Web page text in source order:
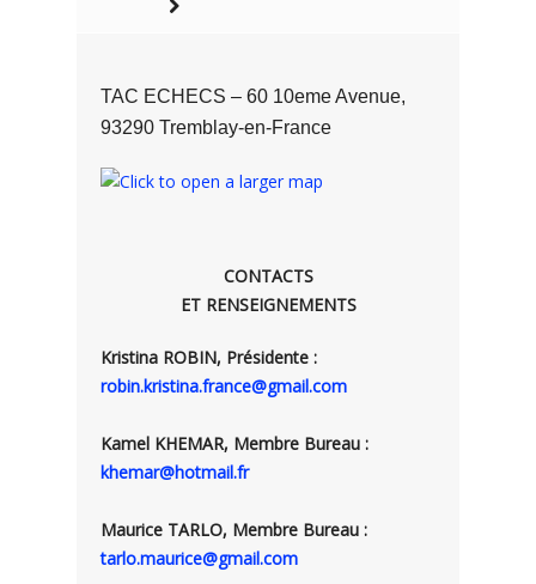
TAC ECHECS – 60 10eme Avenue,
93290 Tremblay-en-France
CONTACTS
ET RENSEIGNEMENTS
Kristina ROBIN, Présidente :
robin.kristina.france@gmail.com
Kamel KHEMAR, Membre Bureau :
khemar@hotmail.fr
Maurice TARLO, Membre Bureau :
tarlo.maurice@gmail.com